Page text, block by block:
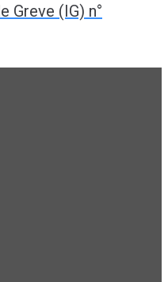
Greve (IG) n°